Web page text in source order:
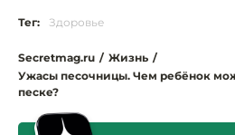
Тег: Здоровье
Secretmag.ru / Жизнь /
Ужасы песочницы. Чем ребёнок
песке?